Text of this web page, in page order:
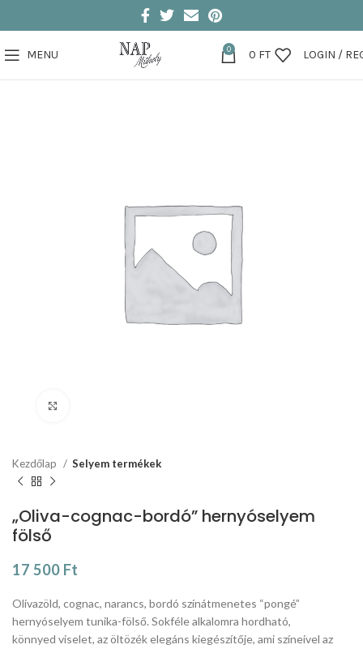
MENU 0 0 FT LOGIN /
Kezdőlap Selyem termékek
„Oliva-cognac-bordó” hernyóselyem
fölső
17 500 Ft
Olivazöld, cognac, narancs, bordó színátmenetes “pongé”
hernyóselyem tunika-fölső. Sokféle alkalomra hordható,
könnyed viselet, az öltözék elegáns kiegészítője, ami színeivel az